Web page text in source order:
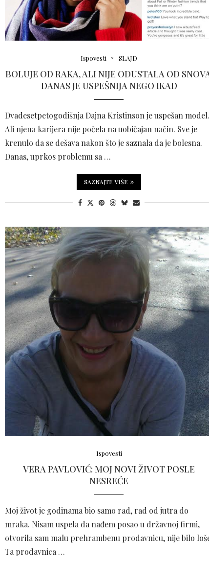
Ispovesti SLAJD
BOLUJE OD RAKA, ALI NIJE ODUSTALA OD
DANAS JE USPEŠNIJA NEGO IKAD
Dvadesetpetogodišnja Dajna Kristinson je uspešan model.
Ali njena karijera nije počela na uobičajan način. Sve je
krenulo da se dešava nakon što je saznala da je bolesna.
Danas, uprkos problemu sa …
SAZNAJTE VIŠE
Ispovesti
VERA PAVLOVIĆ: MOJ NOVI ŽIVOT POSLE
NESREĆE
Moj život je godinama bio samo rad, rad od jutra do
mraka. Nisam uspela da nađem posao u državnoj firmi,
otvorila sam malu prehrambenu prodavnicu, nije bilo
Ta prodavnica …